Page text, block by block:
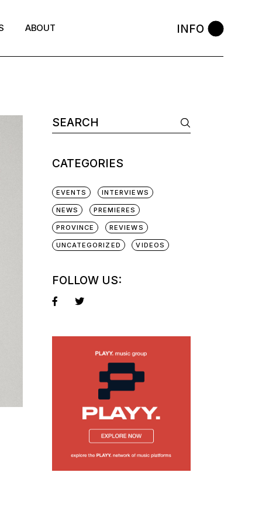
ABOUT INFO
CATEGORIES
EVENTS INTERVIEWS
NEWS PREMIERES
PROVINCE REVIEWS
UNCATEGORIZED VIDEOS
FOLLOW US: